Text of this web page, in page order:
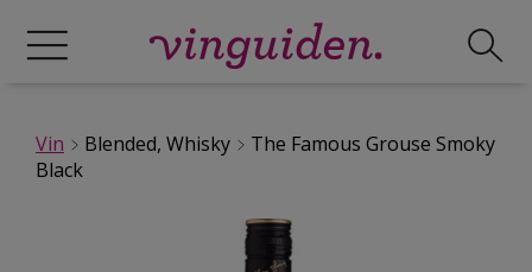
Vin Blended, Whisky
The Famous Grouse Smoky
Black